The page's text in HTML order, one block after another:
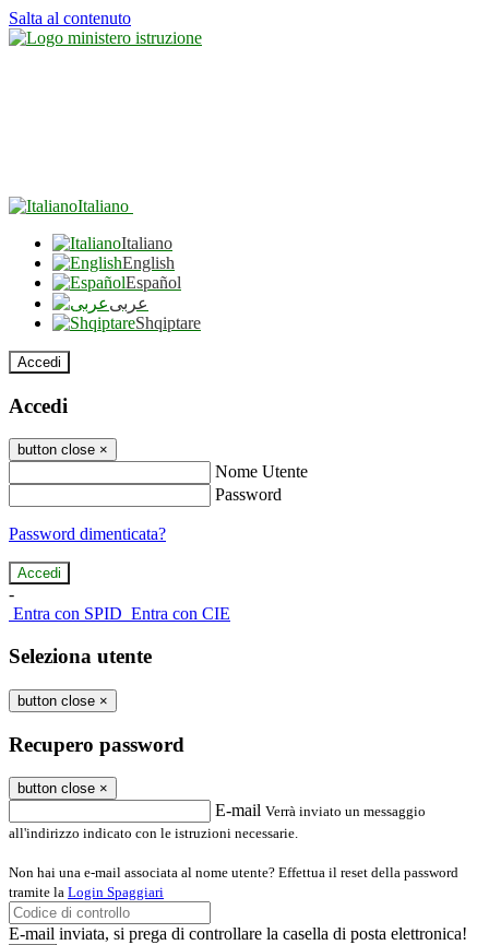
Salta al contenuto
Italiano
Italiano
English
Español
عربى
Shqiptare
Accedi
Accedi
button close ×
Nome Utente
Password
Password dimenticata?
-
Entra con SPID Entra con CIE
Seleziona utente
button close ×
Recupero password
button close ×
E-mail Verrà inviato un messaggio
all'indirizzo indicato con le istruzioni necessarie.
Non hai una e-mail associata al nome utente? Effettua il reset della password
tramite la Login Spaggiari
E-mail inviata, si prega di controllare la casella di posta elettronica!